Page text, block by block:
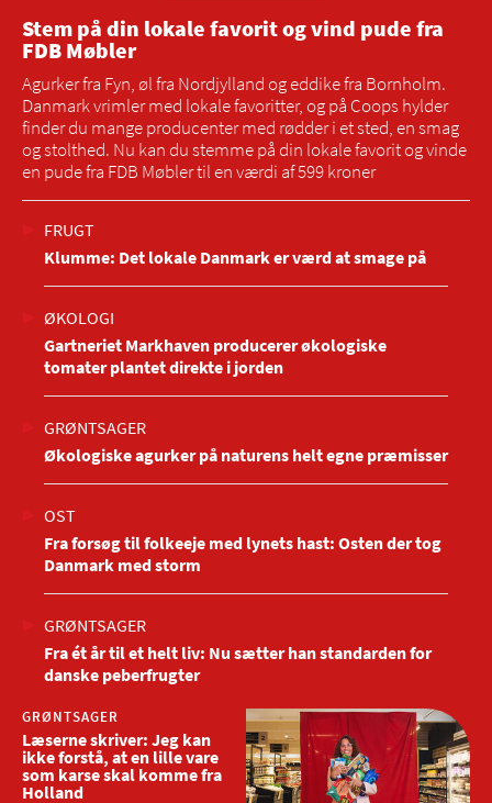
Stem på din lokale favorit og vind pude fra
FDB Møbler
Agurker fra Fyn, øl fra Nordjylland og eddike fra Bornholm.
Danmark vrimler med lokale favoritter, og på Coops hylder
finder du mange producenter med rødder i et sted, en smag
og stolthed. Nu kan du stemme på din lokale favorit og vinde
en pude fra FDB Møbler til en værdi af 599 kroner
FRUGT
Klumme: Det lokale Danmark er værd at smage på
ØKOLOGI
Gartneriet Markhaven producerer økologiske
tomater plantet direkte i jorden
GRØNTSAGER
Økologiske agurker på naturens helt egne præmisser
OST
Fra forsøg til folkeeje med lynets hast: Osten der tog
Danmark med storm
GRØNTSAGER
Fra ét år til et helt liv: Nu sætter han standarden for
danske peberfrugter
GRØNTSAGER
Læserne skriver: Jeg kan
ikke forstå, at en lille vare
som karse skal komme fra
Holland